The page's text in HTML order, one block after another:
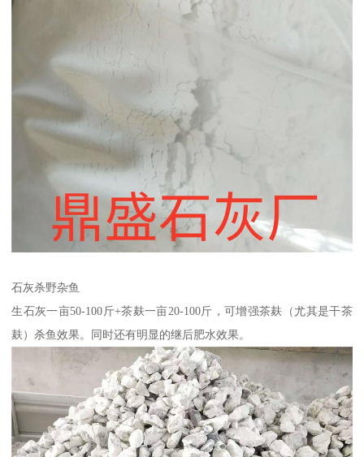
石灰杀野杂鱼
生石灰一亩50-100斤+茶麸一亩20-100斤，可增强茶麸（尤其是干茶
麸）杀鱼效果。同时还有明显的继后肥水效果。